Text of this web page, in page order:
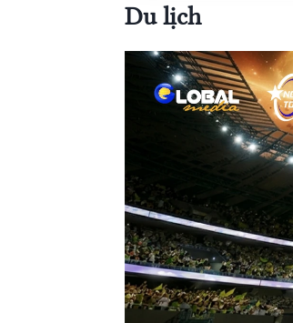
Du lịch